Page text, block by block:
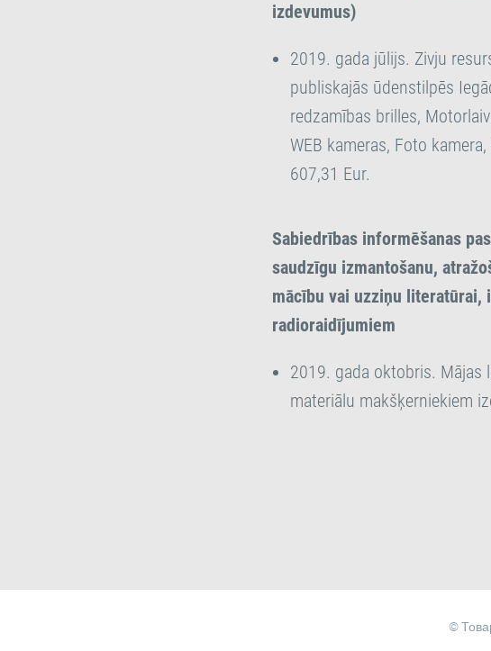
izdevumus)
2019. gada jūlijs. Zivju
publiskajās ūdenstilpēs
redzamības brilles,
WEB kameras, Foto
607,31 Eur.
Sabiedrības informēšanas
saudzīgu izmantošanu,
mācību vai uzziņu
radioraidījumiem
2019. gada oktobris. Mājas
materiālu makšķerniekiem
©